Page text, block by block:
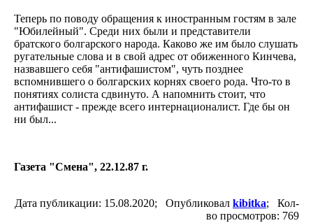
Теперь по поводу обращения к иностранным гостям в зале
"Юбилейный". Среди них были и представители
братского болгарского народа. Каково же им было слушать
ругательные слова и в свой адрес от обиженного Кинчева,
назвавшего себя "антифашистом", чуть позднее
вспомнившего о болгарских корнях своего рода. Что-то в
понятиях солиста сдвинуто. А напомнить стоит, что
антифашист - прежде всего интернационалист. Где бы он
ни был...
Газета "Смена", 22.12.87 г.
Дата публикации: 15.08.2020; Опубликовал kibitka; Кол-
во просмотров: 769